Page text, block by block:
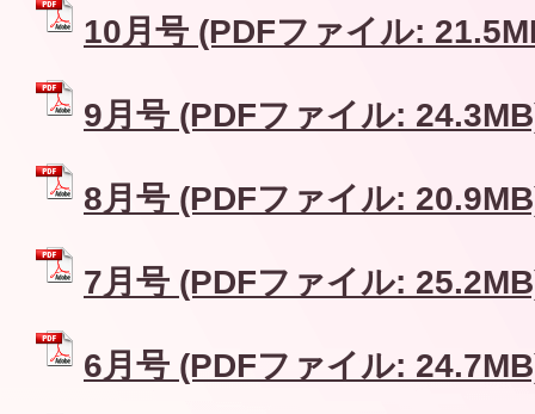
10月号 (PDFファイル:
9月号 (PDFファイル:
8月号 (PDFファイル:
7月号 (PDFファイル:
6月号 (PDFファイル: